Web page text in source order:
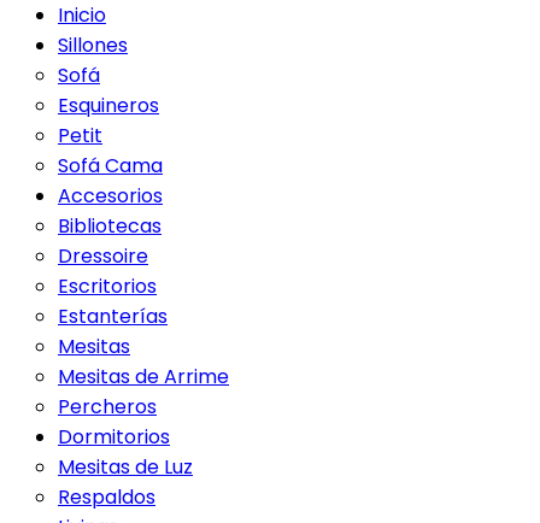
Inicio
Sillones
Sofá
Esquineros
Petit
Sofá Cama
Accesorios
Bibliotecas
Dressoire
Escritorios
Estanterías
Mesitas
Mesitas de Arrime
Percheros
Dormitorios
Mesitas de Luz
Respaldos